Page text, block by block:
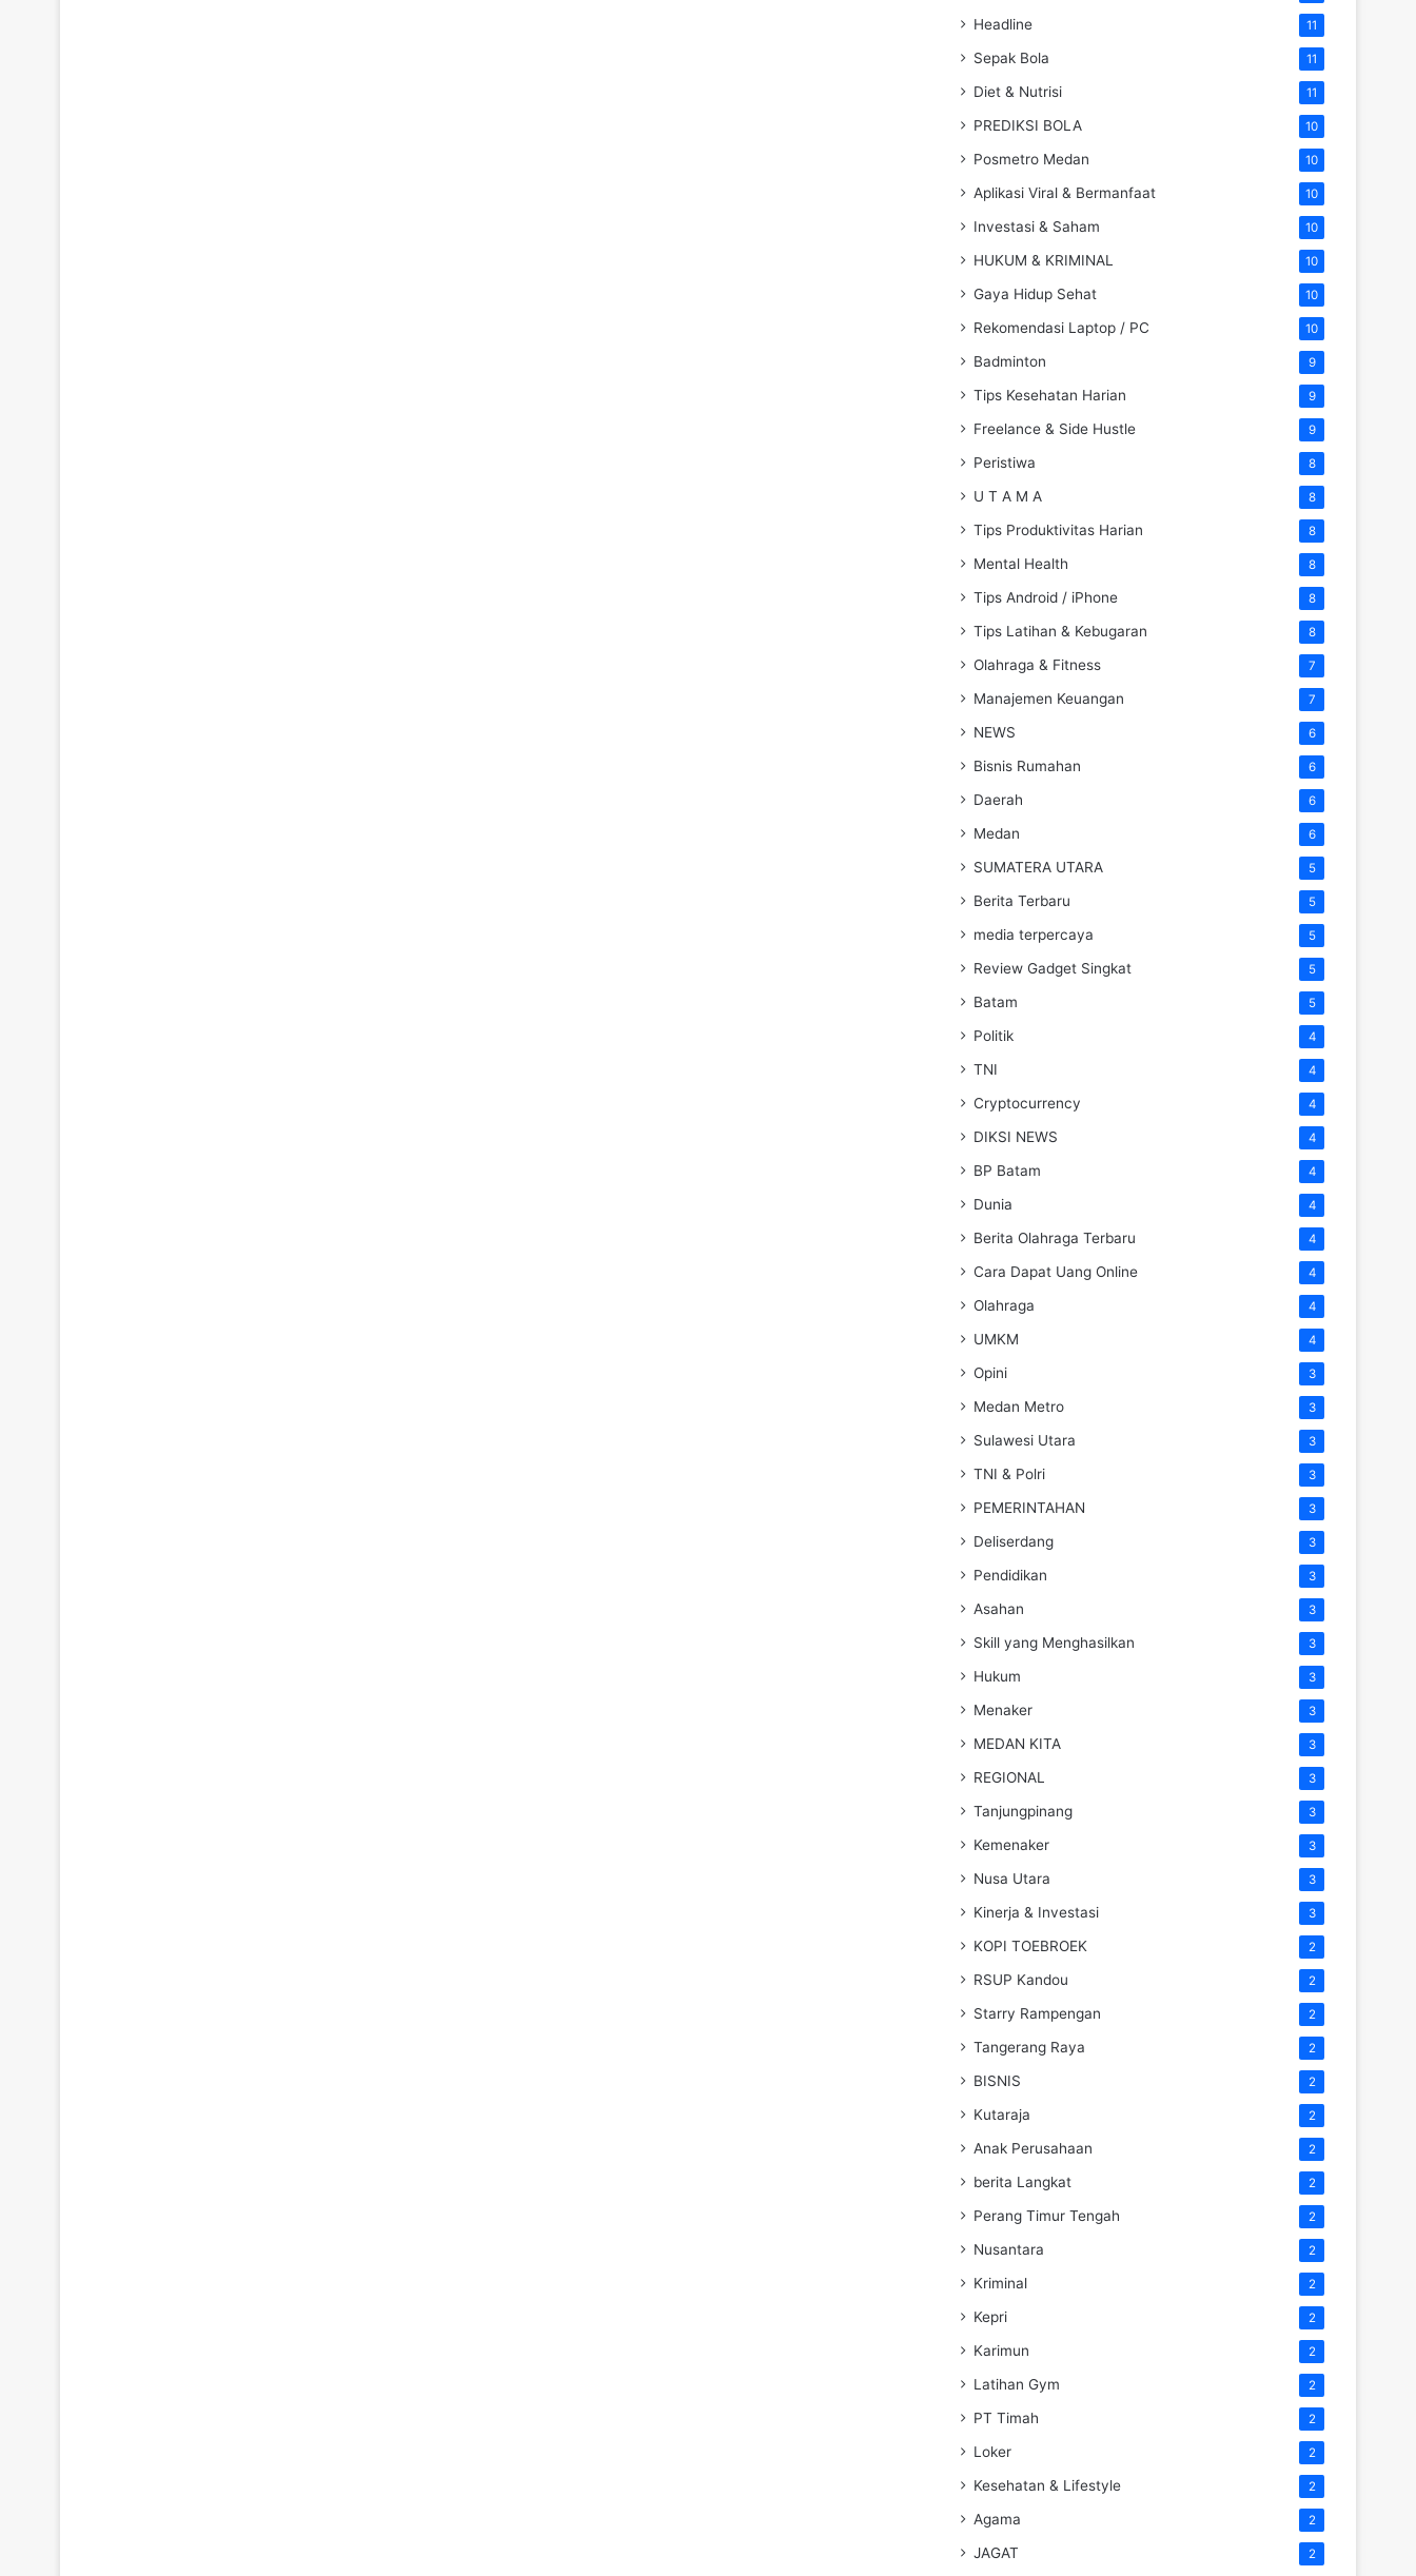
Headline 11
Sepak Bola 11
Diet & Nutrisi 11
PREDIKSI BOLA 10
Posmetro Medan 10
Aplikasi Viral & Bermanfaat 10
Investasi & Saham 10
HUKUM & KRIMINAL 10
Gaya Hidup Sehat 10
Rekomendasi Laptop / PC 10
Badminton 9
Tips Kesehatan Harian 9
Freelance & Side Hustle 9
Peristiwa 8
U T A M A 8
Tips Produktivitas Harian 8
Mental Health 8
Tips Android / iPhone 8
Tips Latihan & Kebugaran 8
Olahraga & Fitness 7
Manajemen Keuangan 7
NEWS 6
Bisnis Rumahan 6
Daerah 6
Medan 6
SUMATERA UTARA 5
Berita Terbaru 5
media terpercaya 5
Review Gadget Singkat 5
Batam 5
Politik 4
TNI 4
Cryptocurrency 4
DIKSI NEWS 4
BP Batam 4
Dunia 4
Berita Olahraga Terbaru 4
Cara Dapat Uang Online 4
Olahraga 4
UMKM 4
Opini 3
Medan Metro 3
Sulawesi Utara 3
TNI & Polri 3
PEMERINTAHAN 3
Deliserdang 3
Pendidikan 3
Asahan 3
Skill yang Menghasilkan 3
Hukum 3
Menaker 3
MEDAN KITA 3
REGIONAL 3
Tanjungpinang 3
Kemenaker 3
Nusa Utara 3
Kinerja & Investasi 3
KOPI TOEBROEK 2
RSUP Kandou 2
Starry Rampengan 2
Tangerang Raya 2
BISNIS 2
Kutaraja 2
Anak Perusahaan 2
berita Langkat 2
Perang Timur Tengah 2
Nusantara 2
Kriminal 2
Kepri 2
Karimun 2
Latihan Gym 2
PT Timah 2
Loker 2
Kesehatan & Lifestyle 2
Agama 2
JAGAT 2